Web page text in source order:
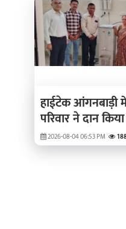
हाईटेक आंगनबाड़ी
परिवार ने दान
2026-08-04 06:53 PM